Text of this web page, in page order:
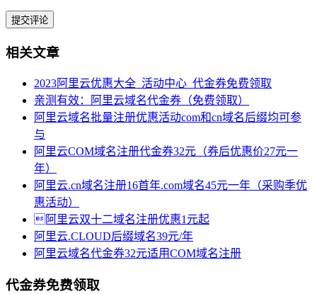
相关文章
2023阿里云优惠大全_活动中心_代金券免费领取
亲测有效：阿里云域名代金券（免费领取）
阿里云域名批量注册优惠活动com和cn域名后缀均可参
与
阿里云COM域名注册代金券32元（券后优惠价27元一
年）
阿里云.cn域名注册16首年.com域名45元一年（采购季优
惠活动）
阿里云双十二域名注册优惠1元起
阿里云.CLOUD后缀域名39元/年
阿里云域名代金券32元适用COM域名注册
代金券免费领取